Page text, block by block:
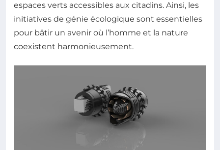
espaces verts accessibles aux citadins. Ainsi, les
initiatives de génie écologique sont essentielles
pour bâtir un avenir où l’homme et la nature
coexistent harmonieusement.